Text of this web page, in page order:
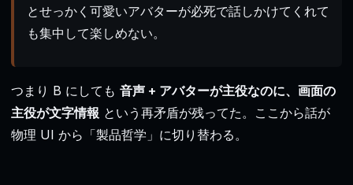
とせっかく可愛いアバターが必死で話しかけてくれて
も集中して楽しめない。
つまり B にしても 音声 + アバターが主役なのに、画面の
主役が文字情報 という再矛盾が残ってた。ここから話が
物理 UI から「製品哲学」に切り替わる。